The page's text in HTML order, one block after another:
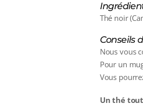
Thé noir
Conseils
Nous vous
Pour un
Vous
Un thé